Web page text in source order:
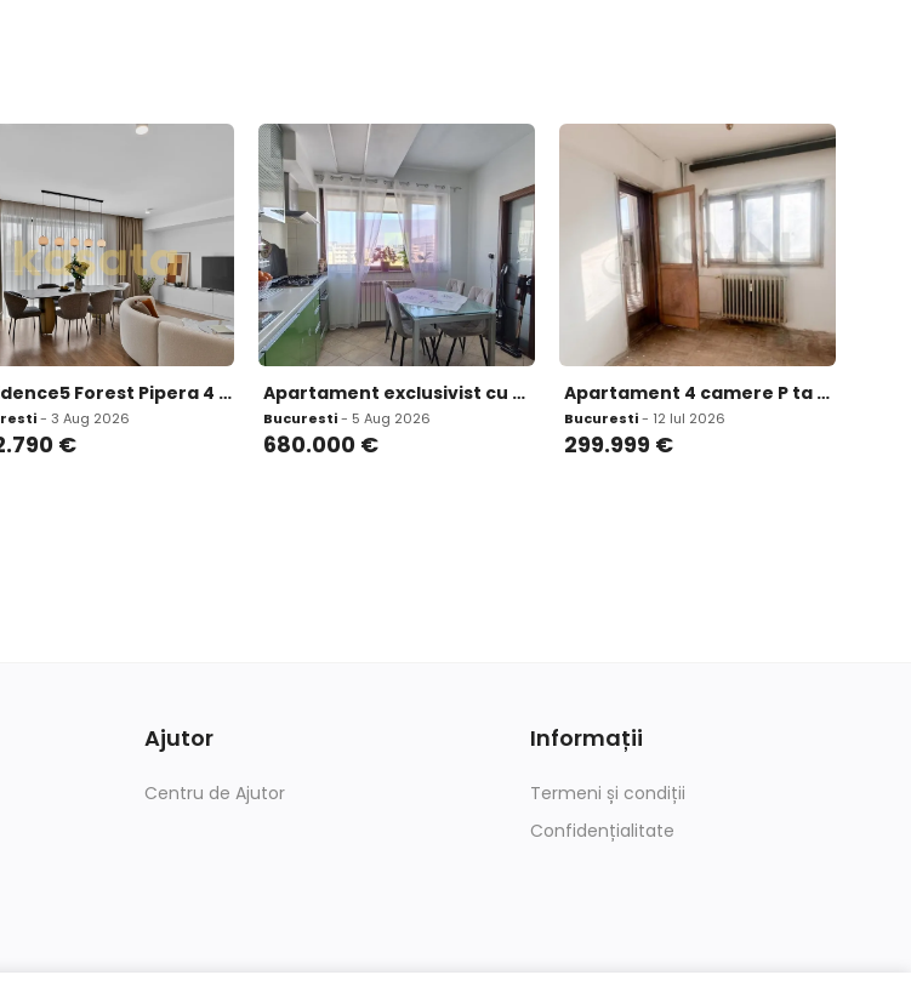
Residence5 Forest Pipera 4 camere 124mp utili mobilat si utilat
- 3 Aug 2026
€
Apartament exclusivist cu parcare vedere Lac Flotreasca
Bucuresti- 5 Aug 2026
680.000 €
Apartament 4 camere P ta Romana l ase
Bucuresti- 12 Iul 2026
299.999 €
Ajutor
Centru de Ajutor
Informații
Termeni și condiții
Confidențialitate